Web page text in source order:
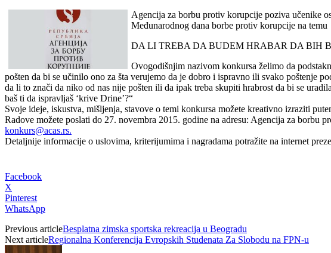
Agencija za borbu protiv korupcije poziva učenike
Međunarodnog dana borbe protiv korupcije na temu
DA LI TREBA DA BUDEM HRABAR DA BIH
Ovogodišnjim nazivom konkursa želimo da
pošten da bi se učinilo ono za šta verujemo da je dobro i ispravno ili svako poštenje
da li to znači da niko od nas nije pošten ili da ipak treba skupiti hrabrost da bi se
baš ti da ispravljaš ‘krive Drine’?“
Svoje ideje, iskustva, mišljenja, stavove o temi konkursa možete kreativno izraziti
Radove možete poslati do 27. novembra 2015. godine na adresu: Agencija za
konkurs@acas.rs.
Detaljnije informacije o uslovima, kriterijumima i nagradama potražite na internet
Facebook
X
Pinterest
WhatsApp
Previous articleBesplatna zimska sportska rekreacija u Beogradu
Next articleRegionalna Konferencija Evropskih Studenata Za Slobodu na FPN-u